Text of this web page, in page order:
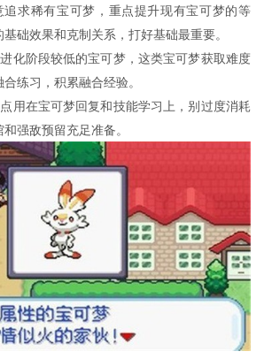
求稀有宝可梦，重点提升现有宝可梦的等
础效果和克制关系，打好基础最重要。
化阶段较低的宝可梦，这类宝可梦获取难度
练习，积累融合经验。
用在宝可梦回复和技能学习上，别过度消耗
强敌预留充足准备。